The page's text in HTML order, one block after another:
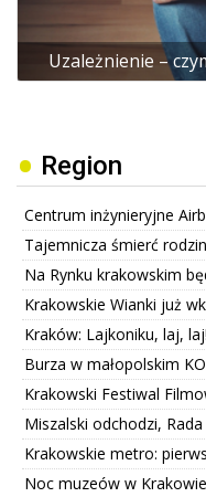
Uzależnienie –
Region
Centrum inżynieryjne
Tajemnicza śmierć
Na Rynku krakowskim
Krakowskie Wianki już
Kraków: Lajkoniku, laj, laj!
Burza w małopolskim
Krakowski Festiwal
Miszalski odchodzi,
Krakowskie metro:
Noc muzeów w Krakowie